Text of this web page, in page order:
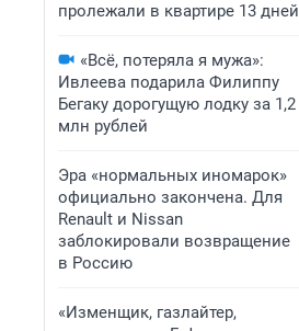
пролежали в квартире 13 дней
«Всё, потеряла я мужа»:
Ивлеева подарила Филиппу
Бегаку дорогущую лодку за 1,2
млн рублей
Эра «нормальных иномарок»
официально закончена. Для
Renault и Nissan
заблокировали возвращение
в Россию
«Изменщик, газлайтер,